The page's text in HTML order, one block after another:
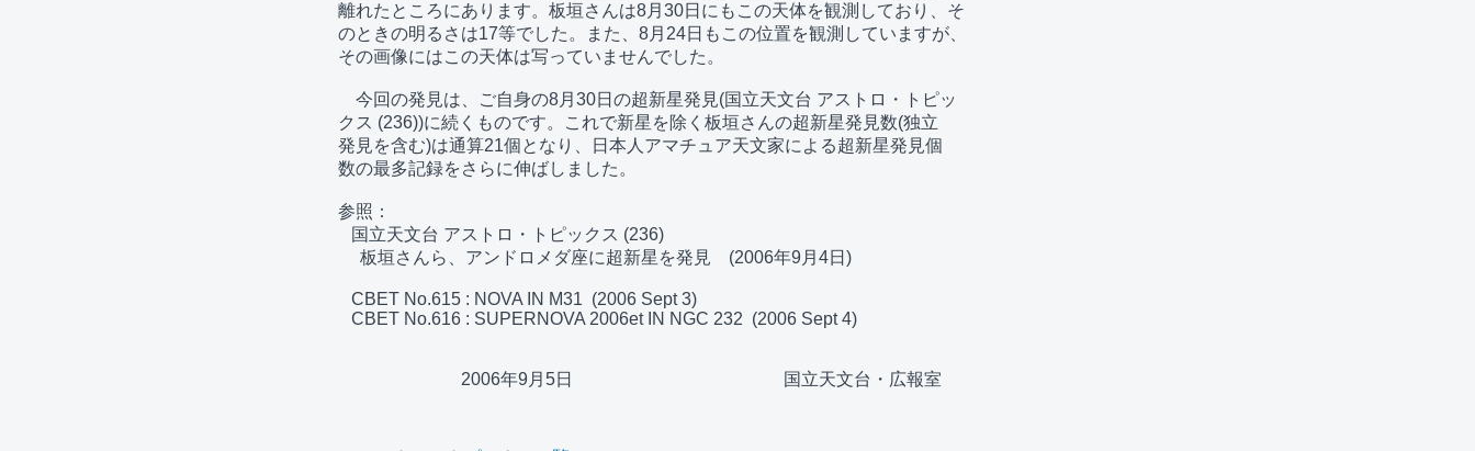
離れたところにあります。板垣さんは8月30日にもこの天体を観測しており、そ
のときの明るさは17等でした。また、8月24日もこの位置を観測していますが、
その画像にはこの天体は写っていませんでした。
今回の発見は、ご自身の8月30日の超新星発見(国立天文台 アストロ・トピッ
クス (236))に続くものです。これで新星を除く板垣さんの超新星発見数(独立
発見を含む)は通算21個となり、日本人アマチュア天文家による超新星発見個
数の最多記録をさらに伸ばしました。
参照：
2006年9月5日　　　　　　　　　　　　国立天文台・広報室